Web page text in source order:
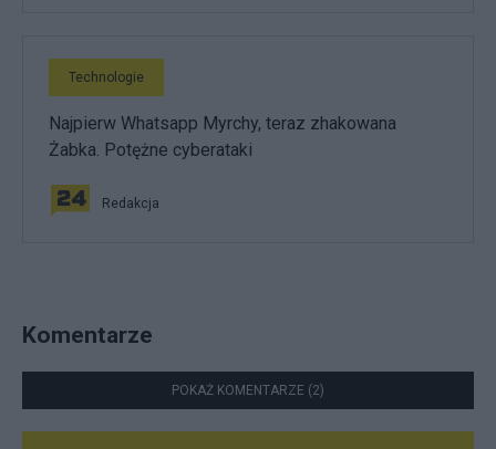
Technologie
Najpierw Whatsapp Myrchy, teraz zhakowana
Żabka. Potężne cyberataki
Redakcja
Komentarze
POKAŻ KOMENTARZE (2)